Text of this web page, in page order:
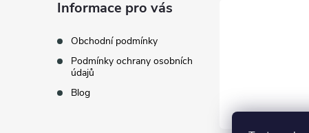
Informace pro vás
Obchodní podmínky
Podmínky ochrany osobních
údajů
Blog